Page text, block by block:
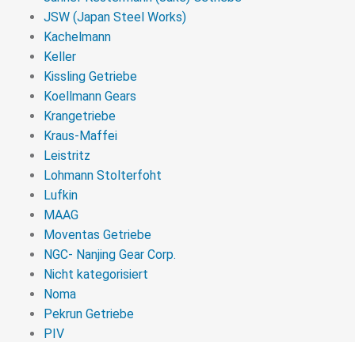
JSW (Japan Steel Works)
Kachelmann
Keller
Kissling Getriebe
Koellmann Gears
Krangetriebe
Kraus-Maffei
Leistritz
Lohmann Stolterfoht
Lufkin
MAAG
Moventas Getriebe
NGC- Nanjing Gear Corp.
Nicht kategorisiert
Noma
Pekrun Getriebe
PIV